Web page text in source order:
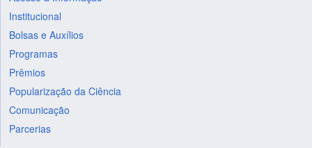
Institucional
Bolsas e Auxílios
Programas
Prêmios
Popularização da Ciência
Comunicação
Parcerias